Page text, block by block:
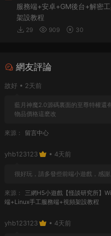
服務端+安卓+GM後台+解密
架設教程
29 909 30
網友評論
故好 • 2天前
藍月神魔2.0源碼裏面的至尊特權還
物品價格這麽改
來源： 留言中心
yhb123123 • 4天前
很好玩，請多發些前端小遊戲，感謝
來源：
三網H5小遊戲【怪談研究所】
端+Linux手工服務端+視頻架設教程
yhb123123 • 4天前